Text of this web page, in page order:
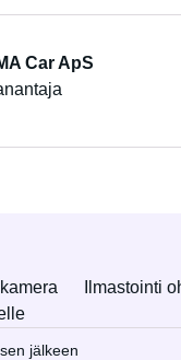
Car ApS
Ilmastointi
jälkeen